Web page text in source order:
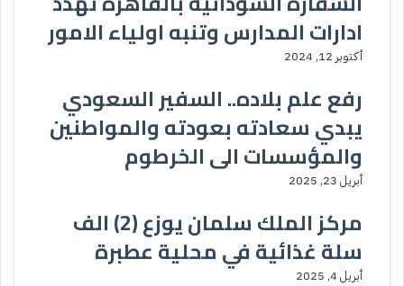
ادارات المدارس وتنبه اولياء الامور
أكتوبر 12, 2024
رفع علم بلاده.. السفير السعودي
يبدي سعادته بعودته والمواطنين
والمؤسسات الى الخرطوم
أبريل 23, 2025
مركز الملك سلمان يوزع (2) الف
سلة غذائية في محلية عطبرة
أبريل 4, 2025